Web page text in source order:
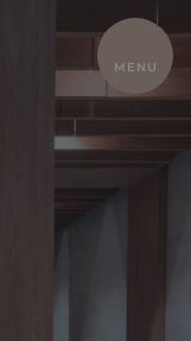
MENU